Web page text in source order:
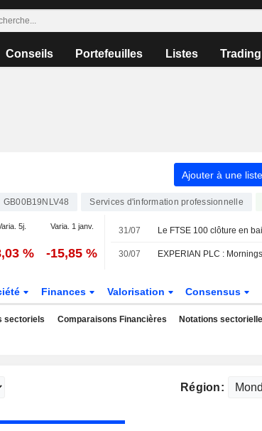
Conseils Portefeuilles Listes Trading
Ajouter à une liste
GB00B19NLV48 Services d'information professionnelle
5j. Varia. 1 janv.
% -15,85 %
31/07
30/07
Finances Valorisation Consensus
sectoriels Comparaisons Financières Notations
Région: